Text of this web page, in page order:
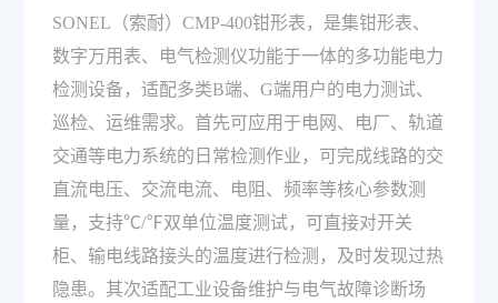
SONEL（索耐）CMP-400钳形表，是集钳形表、
数字万用表、电气检测仪功能于一体的多功能电力
检测设备，适配多类B端、G端用户的电力测试、
巡检、运维需求。首先可应用于电网、电厂、轨道
交通等电力系统的日常检测作业，可完成线路的交
直流电压、交流电流、电阻、频率等核心参数测
量，支持℃/℉双单位温度测试，可直接对开关
柜、输电线路接头的温度进行检测，及时发现过热
隐患。其次适配工业设备维护与电气故障诊断场